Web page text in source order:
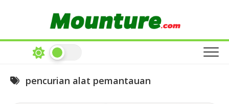
pencurian alat pemantauan